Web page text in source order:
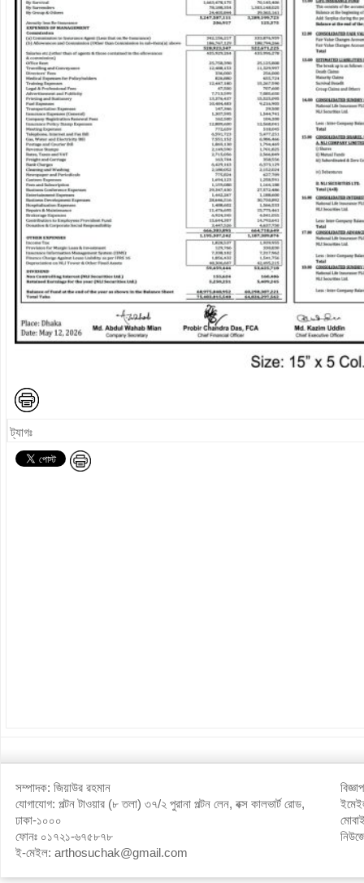
ট্যাগঃ
সম্পাদক: জিয়াউর রহমান
যোগাযোগ: পল্টন টাওয়ার (৮ তলা) ৩৭/২ পুরানা পল্টন লেন, বক্স কালভার্ট রোড,
ঢাকা-১০০০
ফোনঃ ০১৭২১-৬৭৫৮৭৮
ই-মেইল: arthosuchak@gmail.com